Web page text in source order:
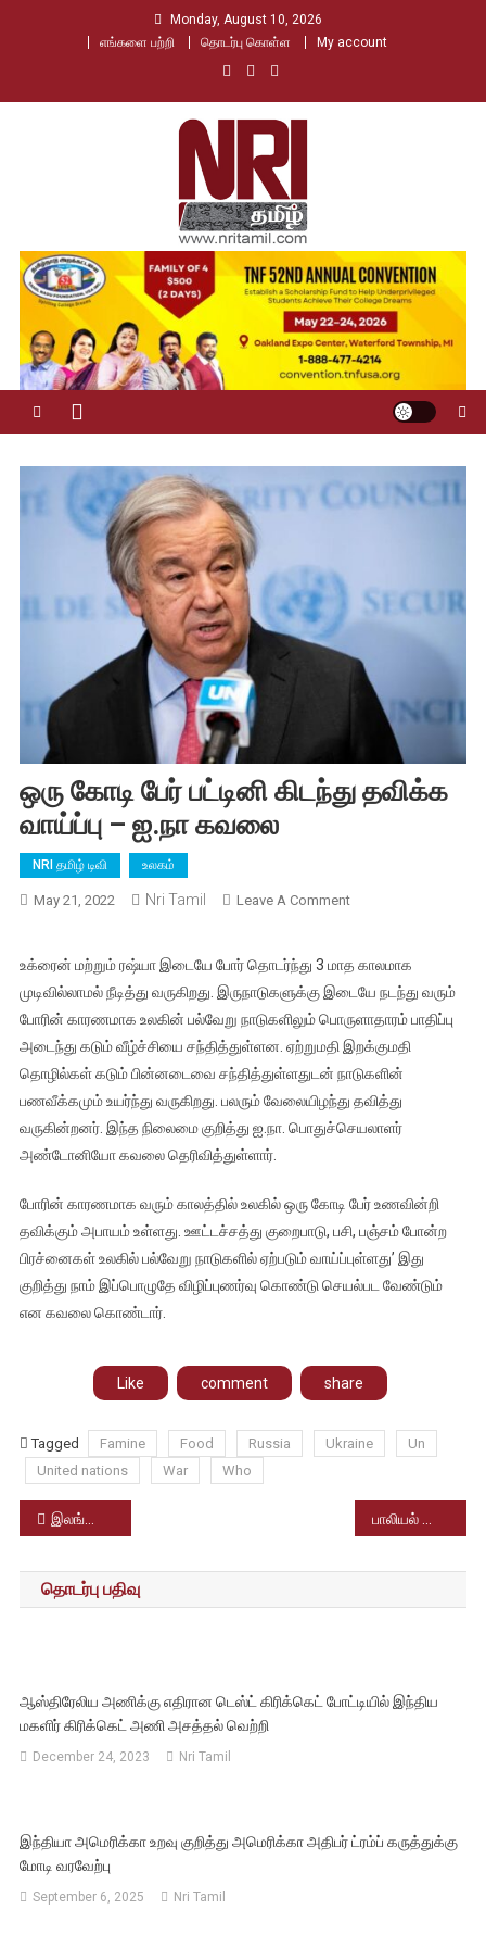
Monday, August 10, 2026
எங்களை பற்றி
தொடர்பு கொள்ள My account
Nri Tamil
உலக தமிழர்களின் உரத்த குரல்
ஒரு கோடி பேர் பட்டினி கிடந்து தவிக்க
வாய்ப்பு – ஐ.நா கவலை
NRI தமிழ் டிவி உலகம்
May 21, 2022 Nri Tamil Leave A CommentOn
பேர்
பட்டினி
கிடந்து
தவிக்க
வாய்ப்பு
–
ஐ.நா
உக்ரைன் மற்றும் ரஷ்யா இடையே போர் தொடர்ந்து 3 மாத காலமாக
முடிவில்லாமல் நீடித்து வருகிறது. இருநாடுகளுக்கு இடையே நடந்து வரும்
போரின் காரணமாக உலகின் பல்வேறு நாடுகளிலும் பொருளாதாரம் பாதிப்பு
அடைந்து கடும் வீழ்ச்சியை சந்தித்துள்ளன. ஏற்றுமதி இறக்குமதி
தொழில்கள் கடும் பின்னடைவை சந்தித்துள்ளதுடன் நாடுகளின்
பணவீக்கமும் உயர்ந்து வருகிறது. பலரும் வேலையிழந்து தவித்து
வருகின்றனர். இந்த நிலைமை குறித்து ஐ.நா. பொதுச்செயலாளர்
அண்டோனியோ கவலை தெரிவித்துள்ளார்.
போரின் காரணமாக வரும் காலத்தில் உலகில் ஒரு கோடி பேர் உணவின்றி
தவிக்கும் அபாயம் உள்ளது. ஊட்டச்சத்து குறைபாடு, பசி, பஞ்சம் போன்ற
பிரச்னைகள் உலகில் பல்வேறு நாடுகளில் ஏற்படும் வாய்ப்புள்ளது’ இது
குறித்து நாம் இப்பொழுதே விழிப்புணர்வு கொண்டு செயல்பட வேண்டும்
என கவலை கொண்டார்.
Like comment share
Tagged Famine Food Russia Ukraine
Un
United nations
War Who
Post
navigation
இலங்கையில் அவசர நிலை நீக்கம்
தொடர்பு பதிவு
ஆஸ்திரேலிய அணிக்கு எதிரான டெஸ்ட் கிரிக்கெட் போட்டியில் இந்திய
மகளிர் கிரிக்கெட் அணி அசத்தல் வெற்றி
December 24, 2023 Nri Tamil
இந்தியா அமெரிக்கா உறவு குறித்து அமெரிக்கா அதிபர் ட்ரம்ப் கருத்துக்கு
மோடி வரவேற்பு
September 6, 2025 Nri Tamil